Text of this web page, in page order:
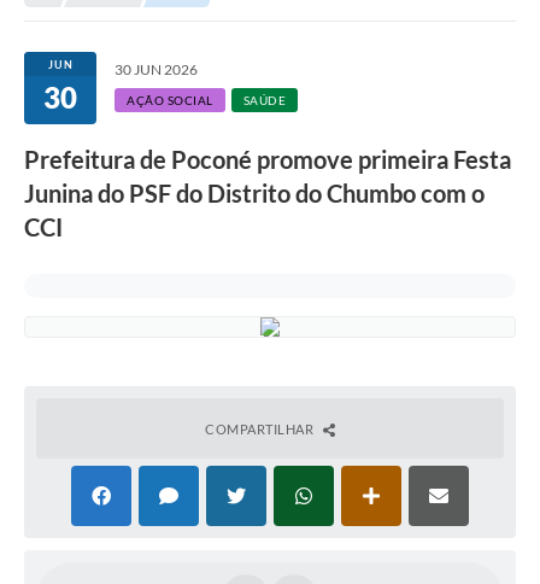
JUN
30
30 JUN 2026
AÇÃO SOCIAL SAÚDE
Prefeitura de Poconé promove primeira Festa
Junina do PSF do Distrito do Chumbo com o
CCI
COMPARTILHAR